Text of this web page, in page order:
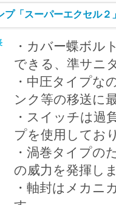
「スーパーエクセル２
・カバー蝶ボル
できる、準サニ
・中圧タイプな
ンク等の移送に
・スイッチは過
プを使用してお
・渦巻タイプの
の威力を発揮し
・軸封はメカニ